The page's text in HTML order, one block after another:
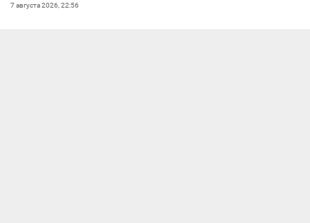
7 августа 2026, 22:56